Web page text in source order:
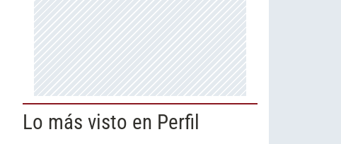
Lo más visto en Perfil